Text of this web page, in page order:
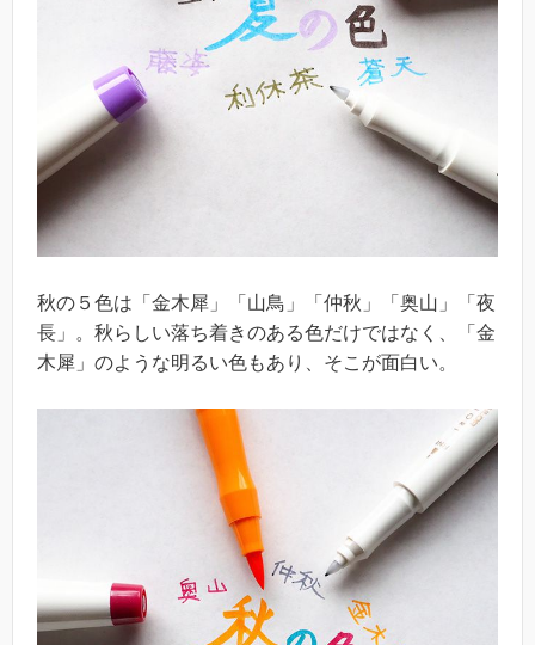
秋の５色は「金木犀」「山鳥」「仲秋」「奥山」「夜
長」。秋らしい落ち着きのある色だけではなく、「金
木犀」のような明るい色もあり、そこが面白い。